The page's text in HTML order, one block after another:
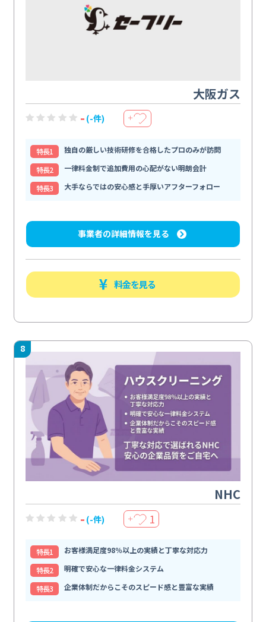
大阪ガス
- (-件) ＋
特⻑1
独自の厳しい技術研修を合格したプロのみが訪問
特⻑2
一律料金制で追加費用の心配がない明朗会計
特⻑3
大手ならではの安心感と手厚いアフターフォロー
事業者の詳細情報を見る
料金を見る
8
NHC
- (-件) ＋ 1
特⻑1
お客様満足度98％以上の実績と丁寧な対応力
特⻑2
明確で安心な一律料金システム
特⻑3
企業体制だからこそのスピード感と豊富な実績